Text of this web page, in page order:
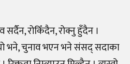
रोकिँदैन, रोक्नु हुँदैन ।
भने, चुनाव भएन भने संसद् सदाका